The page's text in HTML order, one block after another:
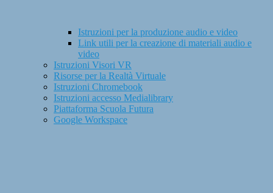
Istruzioni per la produzione audio e video
Link utili per la creazione di materiali audio e
video
Istruzioni Visori VR
Risorse per la Realtà Virtuale
Istruzioni Chromebook
Istruzioni accesso Medialibrary
Piattaforma Scuola Futura
Google Workspace